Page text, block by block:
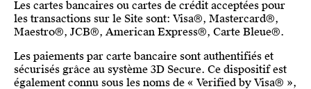
Les cartes bancaires ou cartes de crédit acceptées pour
les transactions sur le Site sont: Visa®, Mastercard®,
Maestro®, JCB®, American Express®, Carte Bleue®.
Les paiements par carte bancaire sont authentifiés et
sécurisés grâce au système 3D Secure. Ce dispositif est
également connu sous les noms de « Verified by Visa® »,